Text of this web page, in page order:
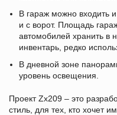
В гараж можно входить
и с ворот. Площадь
автомобилей хранить в
инвентарь, редко
В дневной зоне
уровень освещения.
Проект Zx209 – это
стиль, для тех, кто хочет